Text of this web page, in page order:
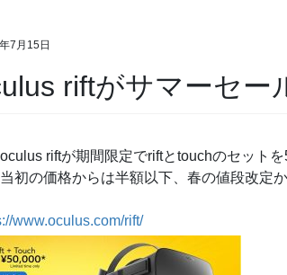
7月15日
riftがサマーセー
riftが期間限定でriftとtouchのセットを
初の価格からは半額以下、春の値段改定
www.oculus.com/rift/